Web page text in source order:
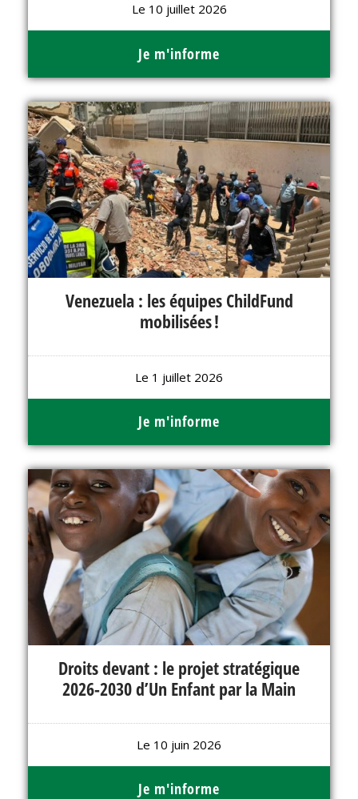
Le 10 juillet 2026
Je m'informe
Venezuela : les équipes ChildFund
mobilisées !
Le 1 juillet 2026
Je m'informe
Droits devant : le projet stratégique
2026-2030 d’Un Enfant par la Main
Le 10 juin 2026
Je m'informe